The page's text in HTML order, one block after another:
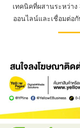
เทคนิคที่ผสานระหว่าง
ออนไลน์และเชื่อมต่อ